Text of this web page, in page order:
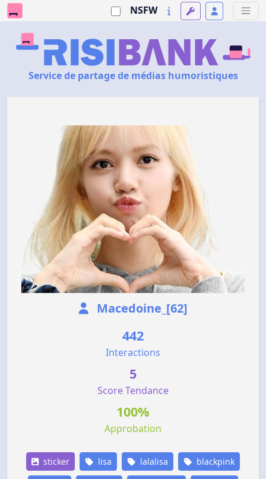
NSFW
Service de partage de médias humoristiques
Macedoine_[62]
442
Interactions
5
Score Tendance
100%
Approbation
sticker lisa lalalisa blackpink